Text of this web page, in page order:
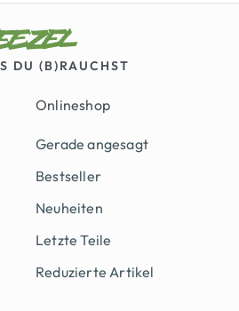
DU (B)RAUCHST
Onlineshop
Gerade angesagt
Bestseller
Neuheiten
Letzte Teile
Reduzierte Artikel